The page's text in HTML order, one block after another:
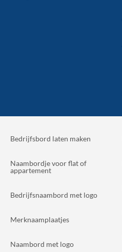
Bedrijfsbord laten maken
Naambordje voor flat of
appartement
Bedrijfsnaambord met logo
Merknaamplaatjes
Naambord met logo